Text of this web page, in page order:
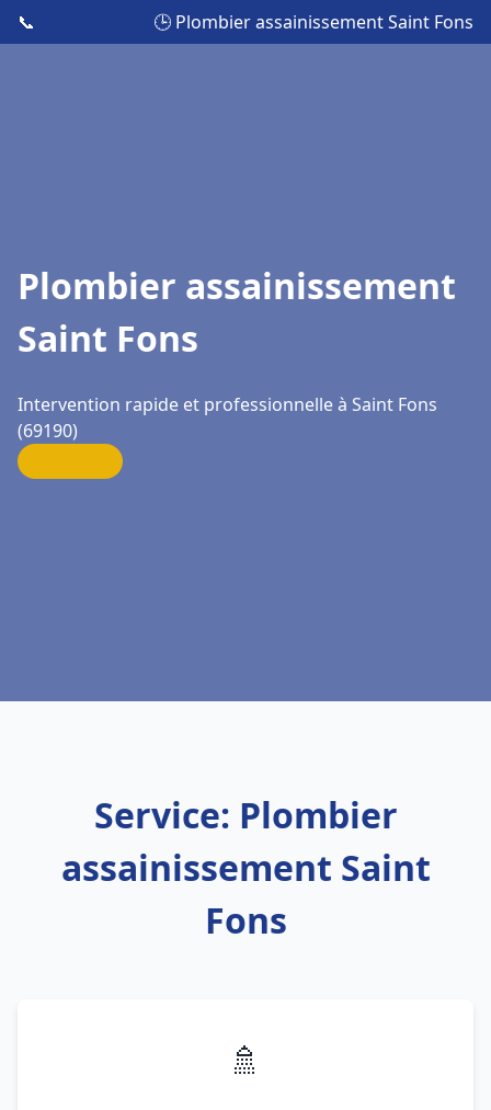
📞 🕒 Plombier assainissement Saint Fons
Plombier assainissement
Saint Fons
Intervention rapide et professionnelle à Saint Fons
(69190)
Service: Plombier
assainissement Saint
Fons
🚿